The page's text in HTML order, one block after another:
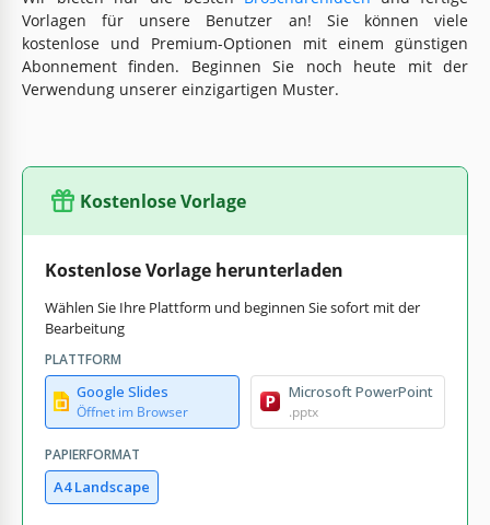
Vorlagen für unsere Benutzer an! Sie können viele
kostenlose und Premium-Optionen mit einem günstigen
Abonnement finden. Beginnen Sie noch heute mit der
Verwendung unserer einzigartigen Muster.
Kostenlose Vorlage
Kostenlose Vorlage herunterladen
Wählen Sie Ihre Plattform und beginnen Sie sofort mit der
Bearbeitung
PLATTFORM
Google Slides
Öffnet im Browser
Microsoft PowerPoint
.pptx
PAPIERFORMAT
A4 Landscape